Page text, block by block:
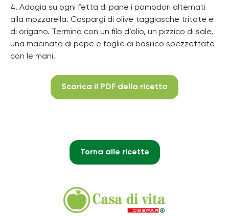
4. Adagia su ogni fetta di pane i pomodori alternati
alla mozzarella. Cospargi di olive taggiasche tritate e
di origano. Termina con un filo d’olio, un pizzico di sale,
una macinata di pepe e foglie di basilico spezzettate
con le mani.
Scarica il PDF della ricetta
Torna alle ricette